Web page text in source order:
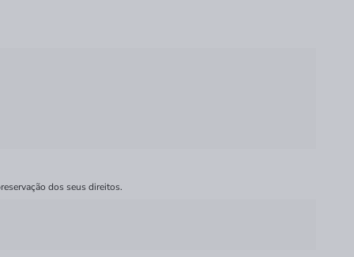
dos seus direitos.